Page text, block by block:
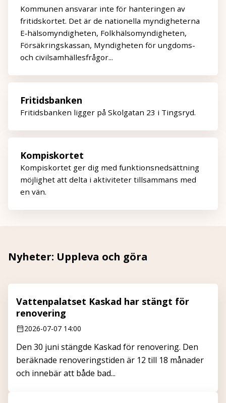
Kommunen ansvarar inte för hanteringen av
fritidskortet. Det är de nationella myndigheterna
E‑hälsomyndigheten, Folkhälsomyndigheten,
Försäkringskassan, Myndigheten för ungdoms-
och civilsamhällesfrågor...
Fritidsbanken
Fritidsbanken ligger på Skolgatan 23 i Tingsryd.
Kompiskortet
Kompiskortet ger dig med funktionsnedsättning
möjlighet att delta i aktiviteter tillsammans med
en vän.
Nyheter: Uppleva och göra
Vattenpalatset Kaskad har stängt för
renovering
2026-07-07 14:00
Den 30 juni stängde Kaskad för renovering. Den
beräknade renoveringstiden är 12 till 18 månader
och innebär att både bad...